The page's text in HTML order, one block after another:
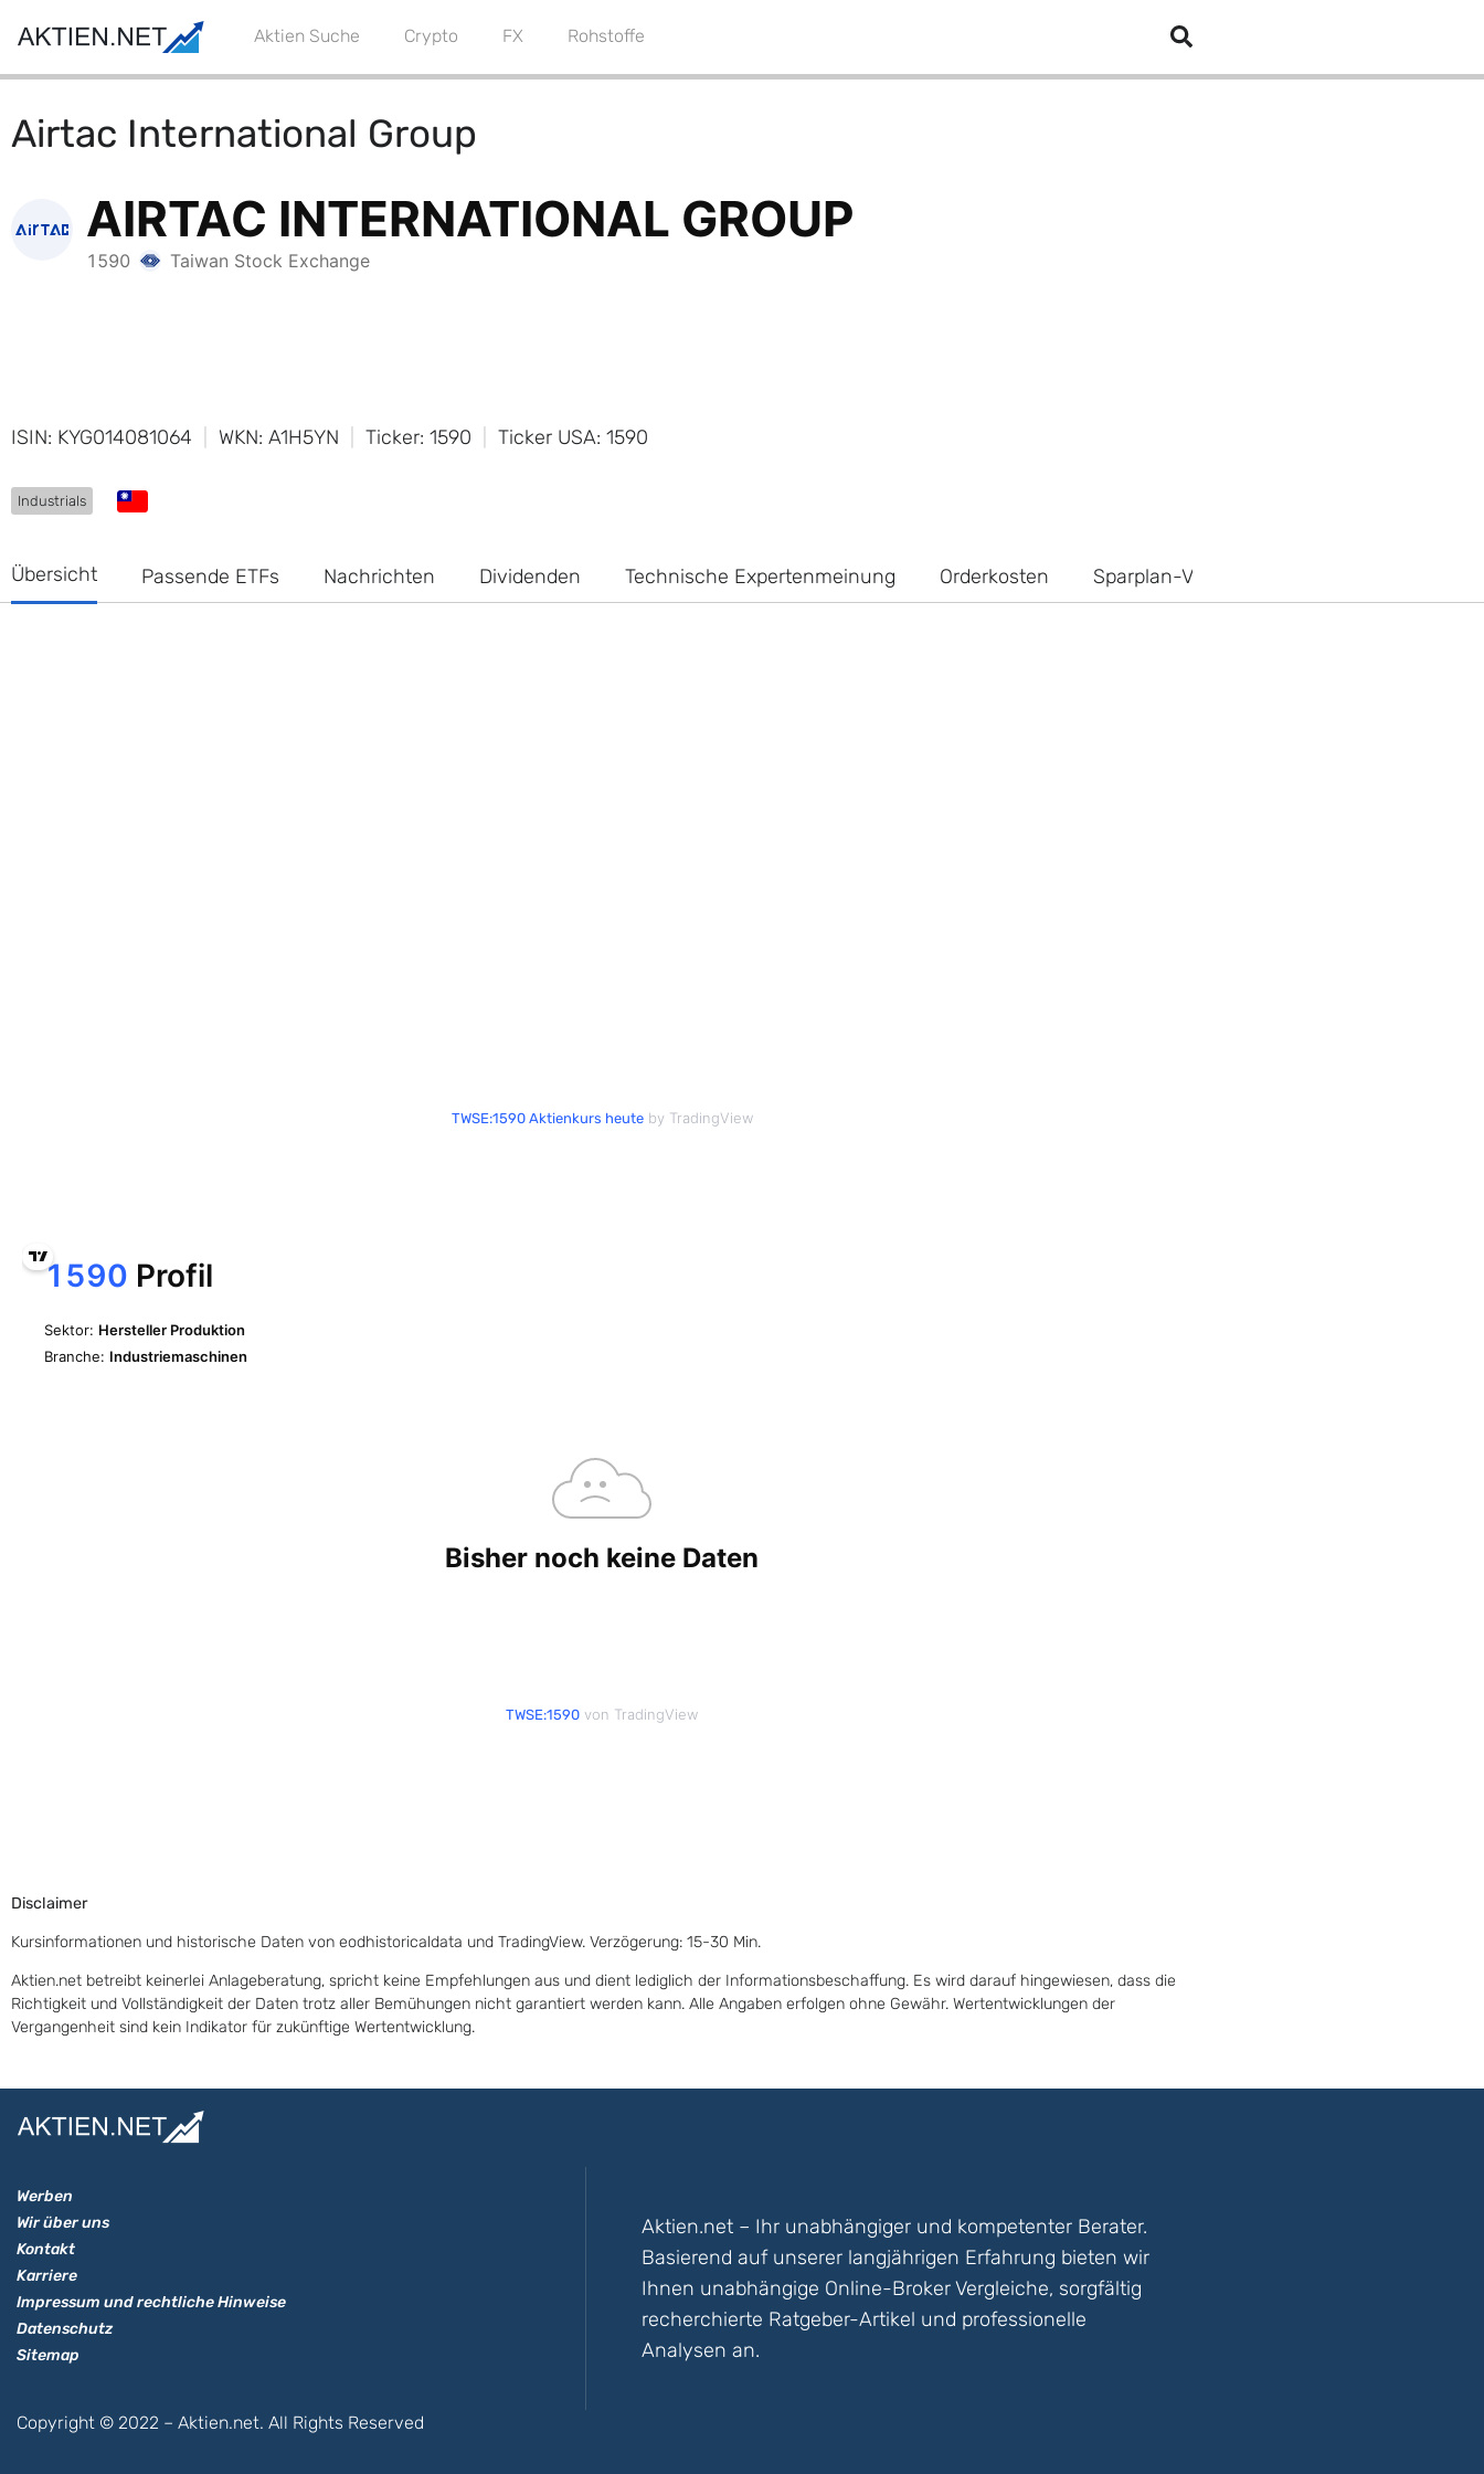
Aktien Suche Crypto FX Rohstoffe
Airtac International Group
ISIN: KYG014081064 WKN: A1H5YN Ticker: 1590 Ticker USA: 1590
Industrials
Übersicht Passende ETFs Nachrichten Dividenden Technische Expertenmeinung Orderkosten Sparplan-Vergleich
TWSE:1590 Aktienkurs heuteby TradingView
TWSE:1590 von TradingView
Disclaimer
Kursinformationen und historische Daten von eodhistoricaldata und TradingView. Verzögerung: 15-30 Min.
Aktien.net betreibt keinerlei Anlageberatung, spricht keine Empfehlungen aus und dient lediglich der Informationsbeschaffung. Es wird darauf hingewiesen, dass die
Richtigkeit und Vollständigkeit der Daten trotz aller Bemühungen nicht garantiert werden kann. Alle Angaben erfolgen ohne Gewähr. Wertentwicklungen der
Vergangenheit sind kein Indikator für zukünftige Wertentwicklung.
Werben
Wir über uns
Kontakt
Karriere
Impressum und rechtliche Hinweise
Datenschutz
Sitemap
Aktien.net – Ihr unabhängiger und kompetenter Berater.
Basierend auf unserer langjährigen Erfahrung bieten wir
Ihnen unabhängige Online-Broker Vergleiche, sorgfältig
recherchierte Ratgeber-Artikel und professionelle
Analysen an.
Copyright © 2022 – Aktien.net. All Rights Reserved